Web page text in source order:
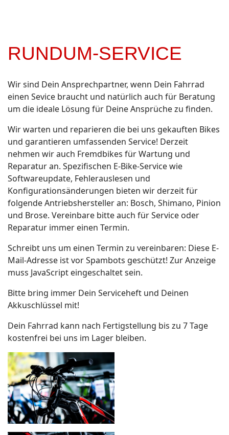
RUNDUM-SERVICE
Wir sind Dein Ansprechpartner, wenn Dein Fahrrad
einen Sevice braucht und natürlich auch für Beratung
um die ideale Lösung für Deine Ansprüche zu finden.
Wir warten und reparieren die bei uns gekauften Bikes
und garantieren umfassenden Service! Derzeit
nehmen wir auch Fremdbikes für Wartung und
Reparatur an. Spezifischen E-Bike-Service wie
Softwareupdate, Fehlerauslesen und
Konfigurationsänderungen bieten wir derzeit für
folgende Antriebshersteller an: Bosch, Shimano, Pinion
und Brose. ​​Vereinbare bitte auch für Service oder
Reparatur immer einen Termin.
Schreibt uns um einen Termin zu vereinbaren: Diese E-
Mail-Adresse ist vor Spambots geschützt! Zur Anzeige
muss JavaScript eingeschaltet sein.
Bitte bring immer Dein Serviceheft und Deinen
Akkuschlüssel mit!
Dein Fahrrad kann nach Fertigstellung bis zu 7 Tage
kostenfrei bei uns im Lager bleiben.